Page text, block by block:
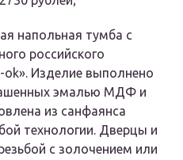
напольная тумба с
российского
Изделие выполнено
эмалью МДФ и
из санфаянса
технологии. Дверцы и
с золочением или